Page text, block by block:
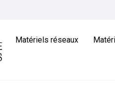
Matériels réseaux